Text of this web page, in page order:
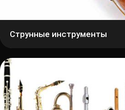
Струнные инструменты